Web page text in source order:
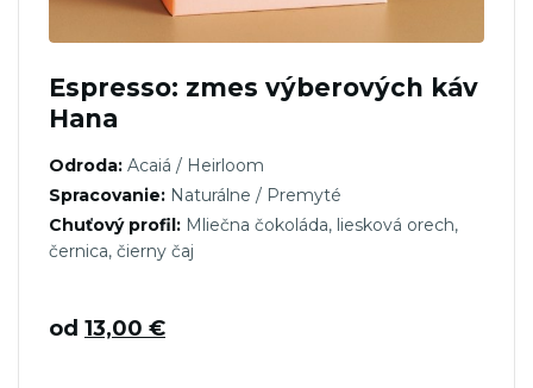
Espresso: zmes výberových káv
Hana
Odroda: Acaiá / Heirloom
Spracovanie: Naturálne / Premyté
Chuťový profil: Mliečna čokoláda, liesková orech,
černica, čierny čaj
od 13,00 €